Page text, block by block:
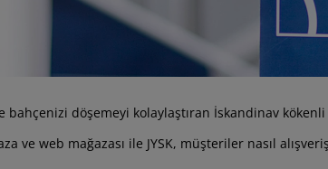
bahçenizi döşemeyi kolaylaştıran İskandinav
ve web mağazası ile JYSK, müşteriler nasıl